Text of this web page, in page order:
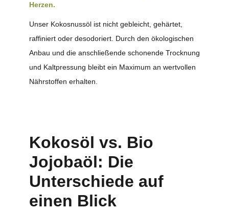
Herzen.
Unser Kokosnussöl ist nicht gebleicht, gehärtet,
raffiniert oder desodoriert. Durch den ökologischen
Anbau und die anschließende schonende Trocknung
und Kaltpressung bleibt ein Maximum an wertvollen
Nährstoffen erhalten.
Kokosöl vs. Bio
Jojobaöl: Die
Unterschiede auf
einen Blick